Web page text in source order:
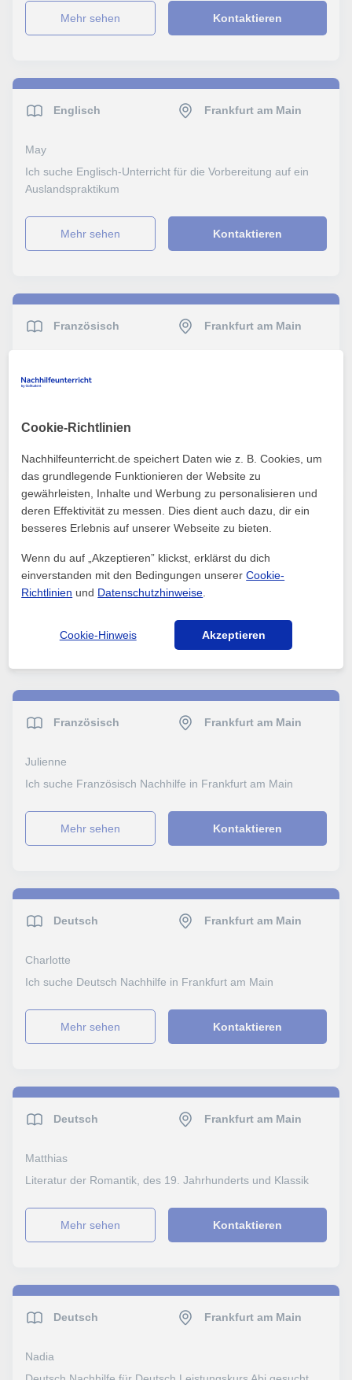
Mehr sehen Kontaktieren
Englisch Frankfurt am Main
May
Ich suche Englisch-Unterricht für die Vorbereitung auf ein
Auslandspraktikum
Mehr sehen Kontaktieren
Französisch Frankfurt am Main
Ich suche Nachhilfe in Französisch für das Gymnasium
Mehr sehen
Englisch Frankfurt am Main
Karolina
Ich suche Englischunterricht in Frankfurt am Main
Mehr sehen Kontaktieren
Französisch Frankfurt am Main
Julienne
Ich suche Französisch Nachhilfe in Frankfurt am Main
Mehr sehen Kontaktieren
Deutsch Frankfurt am Main
Charlotte
Ich suche Deutsch Nachhilfe in Frankfurt am Main
Mehr sehen Kontaktieren
Deutsch Frankfurt am Main
Matthias
Literatur der Romantik, des 19. Jahrhunderts und Klassik
Mehr sehen Kontaktieren
Deutsch Frankfurt am Main
Nadia
Cookie-Richtlinien
Nachhilfeunterricht.de speichert Daten wie z. B. Cookies, um
das grundlegende Funktionieren der Website zu
gewährleisten, Inhalte und Werbung zu personalisieren und
deren Effektivität zu messen. Dies dient auch dazu, dir ein
besseres Erlebnis auf unserer Webseite zu bieten.
Wenn du auf „Akzeptieren” klickst, erklärst du dich
einverstanden mit den Bedingungen unsererCookie-
Richtlinien und Datenschutzhinweise
Cookie-Hinweis Akzeptieren